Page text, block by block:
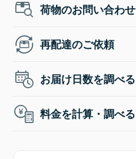
荷物のお問い合わせ
再配達のご依頼
お届け日数を調べる
料金を計算・調べる